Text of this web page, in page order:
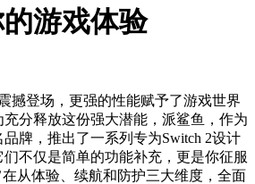
游戏体验
撼登场，更强的性能赋予了游戏世界
分释放这份强大潜能，派鲨鱼，作为
牌，推出了一系列专为Switch 2设计
不仅是简单的功能补充，更是你征服
从体验、续航和防护三大维度，全面